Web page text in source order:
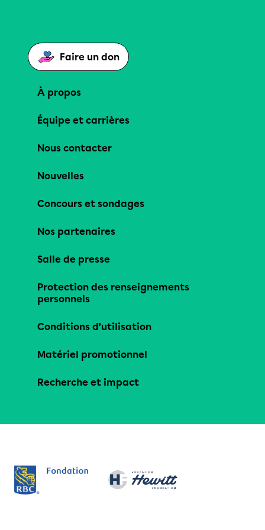
Faire un don
À propos
Équipe et carrières
Nous contacter
Nouvelles
Concours et sondages
Nos partenaires
Salle de presse
Protection des renseignements
personnels
Conditions d’utilisation
Matériel promotionnel
Recherche et impact